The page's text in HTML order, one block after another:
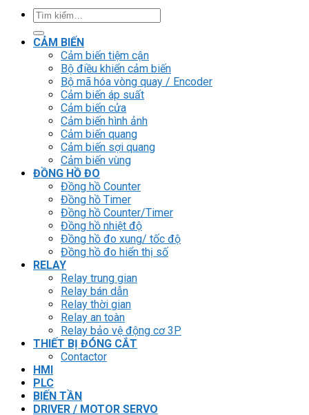
Tìm
kiếm:
CẢM BIẾN
Cảm biến tiệm cận
Bộ điều khiển cảm biến
Bộ mã hóa vòng quay / Encoder
Cảm biến áp suất
Cảm biến cửa
Cảm biến hình ảnh
Cảm biến quang
Cảm biến sợi quang
Cảm biến vùng
ĐỒNG HỒ ĐO
Đồng hồ Counter
Đồng hồ Timer
Đồng hồ Counter/Timer
Đồng hồ nhiệt độ
Đồng hồ đo xung/ tốc độ
Đồng hồ đo hiển thị số
RELAY
Relay trung gian
Relay bán dẫn
Relay thời gian
Relay an toàn
Relay bảo vệ động cơ 3P
THIẾT BỊ ĐÓNG CẮT
Contactor
HMI
PLC
BIẾN TẦN
DRIVER / MOTOR SERVO